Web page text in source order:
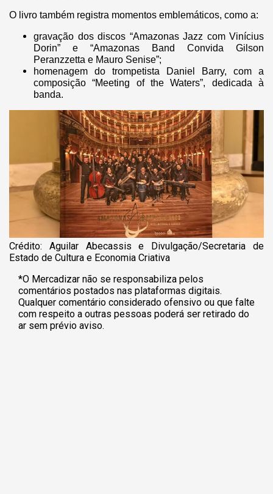
O livro também registra momentos emblemáticos, como a:
gravação dos discos “Amazonas Jazz com Vinícius
Dorin” e “Amazonas Band Convida Gilson
Peranzzetta e Mauro Senise”;
homenagem do trompetista Daniel Barry, com a
composição “Meeting of the Waters”, dedicada à
banda.
Crédito: Aguilar Abecassis e Divulgação/Secretaria de
Estado de Cultura e Economia Criativa
*O Mercadizar não se responsabiliza pelos
comentários postados nas plataformas digitais.
Qualquer comentário considerado ofensivo ou que falte
com respeito a outras pessoas poderá ser retirado do
ar sem prévio aviso.